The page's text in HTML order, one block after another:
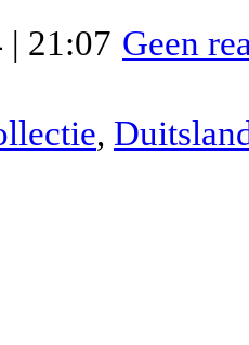
| 21:07 Geen
,